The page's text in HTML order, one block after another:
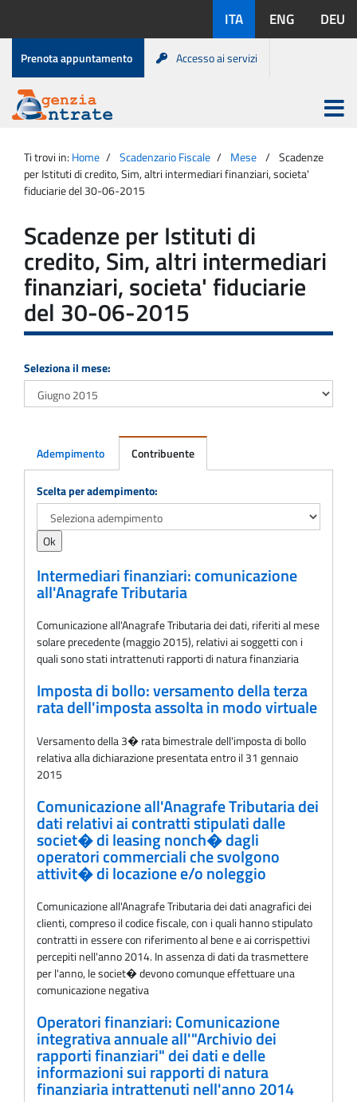
contenuto
disponibili:
ITA ENG DEU
Menu
di
servizio
Prenota appuntamento Accesso ai servizi
Agenzia
Entrate
Apri
menu
principale
Ti trovi in: Home Scadenzario Fiscale Mese
Scadenze
per Istituti di credito, Sim, altri intermediari finanziari, societa'
fiduciarie del 30-06-2015
Scadenze per Istituti di
credito, Sim, altri intermediari
finanziari, societa' fiduciarie
del 30-06-2015
Seleziona il mese:
Adempimento Contribuente
Adempimento
Scelta per adempimento:
Intermediari finanziari: comunicazione
all'Anagrafe Tributaria
Comunicazione all'Anagrafe Tributaria dei dati, riferiti al mese
solare precedente (maggio 2015), relativi ai soggetti con i
quali sono stati intrattenuti rapporti di natura finanziaria
Imposta di bollo: versamento della terza
rata dell'imposta assolta in modo virtuale
Versamento della 3� rata bimestrale dell'imposta di bollo
relativa alla dichiarazione presentata entro il 31 gennaio
2015
Comunicazione all'Anagrafe Tributaria dei
dati relativi ai contratti stipulati dalle
societ� di leasing nonch� dagli
operatori commerciali che svolgono
attivit� di locazione e/o noleggio
Comunicazione all'Anagrafe Tributaria dei dati anagrafici dei
clienti, compreso il codice fiscale, con i quali hanno stipulato
contratti in essere con riferimento al bene e ai corrispettivi
percepiti nell'anno 2014. In assenza di dati da trasmettere
per l'anno, le societ� devono comunque effettuare una
comunicazione negativa
Operatori finanziari: Comunicazione
integrativa annuale all'"Archivio dei
rapporti finanziari" dei dati e delle
informazioni sui rapporti di natura
finanziaria intrattenuti nell'anno 2014